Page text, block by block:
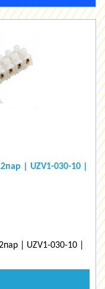
| UZV1-030-10 |
| UZV1-030-10 |